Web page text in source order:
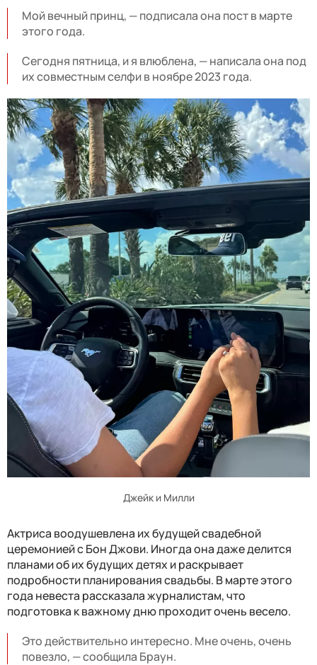
Мой вечный принц, — подписала она пост в марте
этого года.
Сегодня пятница, и я влюблена, — написала она под
их совместным селфи в ноябре 2023 года.
Джейк и Милли
Актриса воодушевлена ​​их будущей свадебной
церемонией с Бон Джови. Иногда она даже делится
планами об их будущих детях и раскрывает
подробности планирования свадьбы. В марте этого
года невеста рассказала журналистам, что
подготовка к важному дню проходит очень весело.
Это действительно интересно. Мне очень, очень
повезло, — сообщила Браун.